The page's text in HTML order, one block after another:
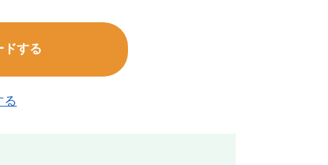
ドする
る